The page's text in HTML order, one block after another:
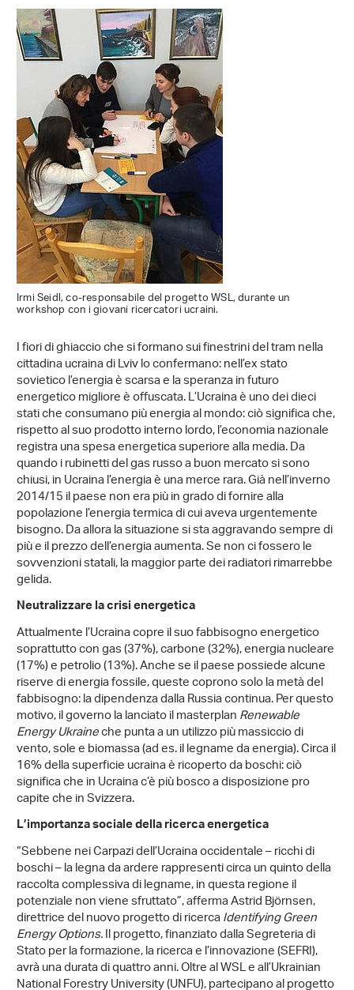
Irmi Seidl, co-responsabile del progetto WSL, durante un
workshop con i giovani ricercatori ucraini.
I fiori di ghiaccio che si formano sui finestrini del tram nella
cittadina ucraina di Lviv lo confermano: nell’ex stato
sovietico l’energia è scarsa e la speranza in futuro
energetico migliore è offuscata. L’Ucraina è uno dei dieci
stati che consumano più energia al mondo: ciò significa che,
rispetto al suo prodotto interno lordo, l’economia nazionale
registra una spesa energetica superiore alla media. Da
quando i rubinetti del gas russo a buon mercato si sono
chiusi, in Ucraina l’energia è una merce rara. Già nell’inverno
2014/15 il paese non era più in grado di fornire alla
popolazione l’energia termica di cui aveva urgentemente
bisogno. Da allora la situazione si sta aggravando sempre di
più e il prezzo dell’energia aumenta. Se non ci fossero le
sovvenzioni statali, la maggior parte dei radiatori rimarrebbe
gelida.
Neutralizzare la crisi energetica
Attualmente l’Ucraina copre il suo fabbisogno energetico
soprattutto con gas (37%), carbone (32%), energia nucleare
(17%) e petrolio (13%). Anche se il paese possiede alcune
riserve di energia fossile, queste coprono solo la metà del
fabbisogno: la dipendenza dalla Russia continua. Per questo
motivo, il governo la lanciato il masterplanRenewable
Energy Ukraineche punta a un utilizzo più massiccio di
vento, sole e biomassa (ad es. il legname da energia). Circa il
16% della superficie ucraina è ricoperto da boschi: ciò
significa che in Ucraina c’è più bosco a disposizione pro
capite che in Svizzera.
L’importanza sociale della ricerca energetica
“Sebbene nei Carpazi dell’Ucraina occidentale – ricchi di
boschi – la legna da ardere rappresenti circa un quinto della
raccolta complessiva di legname, in questa regione il
potenziale non viene sfruttato”, afferma Astrid Björnsen,
direttrice del nuovo progetto di ricercaIdentifying Green
Energy Options.Il progetto, finanziato dalla Segreteria di
Stato per la formazione, la ricerca e l’innovazione (SEFRI),
avrà una durata di quattro anni. Oltre al WSL e all’Ukrainian
National Forestry University (UNFU), partecipano al progetto